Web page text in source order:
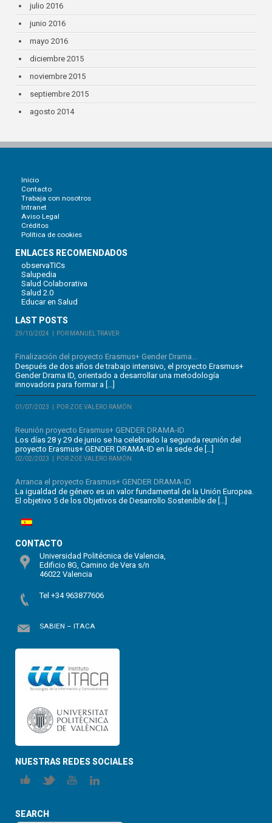
julio 2016
junio 2016
mayo 2016
diciembre 2015
noviembre 2015
septiembre 2015
agosto 2014
Inicio
Contacto
Trabaja con nosotros
Intranet
Aviso Legal
Créditos
Política de cookies
ENLACES RECOMENDADOS
observaTICs
Salupedia
Salud Colaborativa
Salud 2.0
Educar en Salud
LAST POSTS
29/10/2024 POR MANUEL TRAVER
Finalización del proyecto Erasmus+ Gender Drama...
Después de dos años de trabajo intensivo, el proyecto Erasmus+
Gender Drama ID, orientado a desarrollar una metodología
innovadora para formar a […]
01/07/2023 POR ZOE VALERO RAMÓN
Reunión proyecto Erasmus+ GENDER DRAMA-ID
Los días 28 y 29 de junio se ha celebrado la segunda reunión del
proyecto Erasmus+ GENDER DRAMA-ID en la sede de […]
02/02/2023 POR ZOE VALERO RAMÓN
Arranca el proyecto Erasmus+ GENDER DRAMA-ID
La igualdad de género es un valor fundamental de la Unión Europea.
El objetivo 5 de los Objetivos de Desarrollo Sostenible de […]
CONTACTO
Universidad Politécnica de Valencia,
Edificio 8G, Camino de Vera s/n
46022 Valencia
Tel +34 963877606
SABIEN – ITACA
NUESTRAS REDES SOCIALES
SEARCH